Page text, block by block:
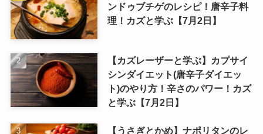
ンドゥブチゲのレシピ！唐辛子料
理！カズと学ぶ【7月2日】
【カズレーザーと学ぶ】カプサイ
シンダイエット(唐辛子ダイエッ
ト)のやり方！辛さのパワー！カズ
と学ぶ【7月2日】
【うさぎとかめ】ナポリタンのレ